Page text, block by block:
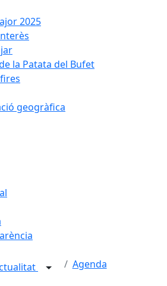
2025
la Patata del Bufet
geogràfica
Agenda